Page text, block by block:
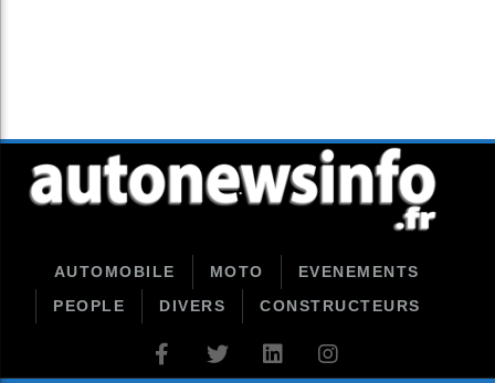
AUTOMOBILE MOTO
EVENEMENTS
PEOPLE
DIVERS CONSTRUCTEURS